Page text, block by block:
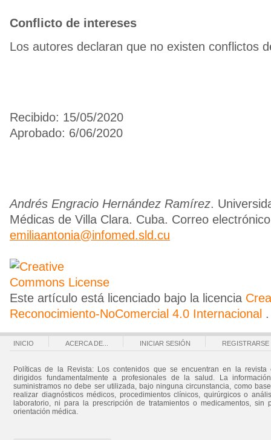
Conflicto de intereses
Los autores declaran que no existen conflictos
Recibido: 15/05/2020
Aprobado: 6/06/2020
Andrés Engracio Hernández Ramírez.
Médicas de Villa Clara. Cuba. Correo
emiliaantonia@infomed.sld.cu
Este artículo está licenciado bajo la licencia
Reconocimiento-NoComercial 4.0 Internacional .
INICIO ACERCA DE... INICIAR SESIÓN REGISTRARSE
Políticas de la Revista: Los contenidos que se encuentran en la revista
dirigidos fundamentalmente a profesionales de la salud. La
suministramos no debe ser utilizada, bajo ninguna circunstancia, como
realizar diagnósticos médicos, procedimientos clínicos, quirúrgicos o
laboratorio, ni para la prescripción de tratamientos o medicamentos, sin
orientación médica.